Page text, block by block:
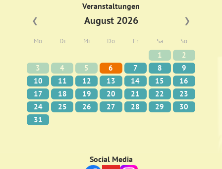
Veranstaltungen
❮
August 2026 ❯
Mo Di Mi Do Fr Sa So
1
2
3
4 5 6 7 8
9
10
11 12 13 14 15
16
17
18 19 20 21 22
23
24
25 26 27 28 29
30
31
Social Media